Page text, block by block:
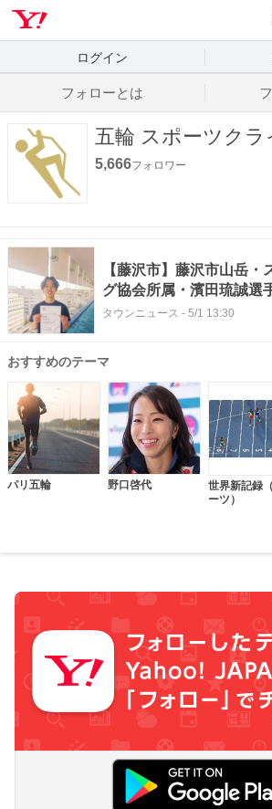
ログイン
フォローとは
五輪 スポーツク
5,666フォロワー
【藤沢市】藤沢市山岳・
グ協会所属・濱田琉誠
輪ネクスト強化選手にも
タウンニュース - 5/1 13:30
おすすめのテーマ
パリ五輪 野口啓代
世界新記録
ーツ）